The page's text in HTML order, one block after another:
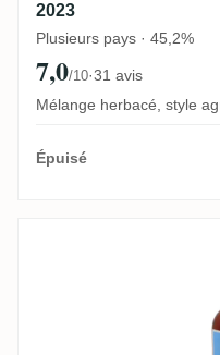
2023
Plusieurs pays · 45,2%
7,0/10·31 avis
Mélange herbacé, style
Épuisé
Grays S.B.S